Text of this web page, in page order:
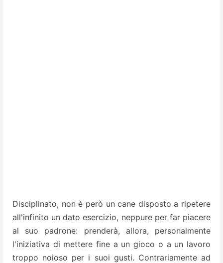
Disciplinato, non è però un cane disposto a ripetere
all'infinito un dato esercizio, neppure per far piacere
al suo padrone: prenderà, allora, personalmente
l'iniziativa di mettere fine a un gioco o a un lavoro
troppo noioso per i suoi gusti. Contrariamente ad